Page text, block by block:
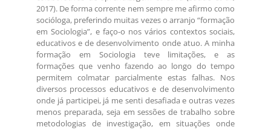
2017). De forma corrente nem sempre me afirmo como
socióloga, preferindo muitas vezes o arranjo “formação
em Sociologia”, e faço-o nos vários contextos sociais,
educativos e de desenvolvimento onde atuo. A minha
formação em Sociologia teve limitações, e as
formações que venho fazendo ao longo do tempo
permitem colmatar parcialmente estas falhas. Nos
diversos processos educativos e de desenvolvimento
onde já participei, já me senti desafiada e outras vezes
menos preparada, seja em sessões de trabalho sobre
metodologias de investigação, em situações onde